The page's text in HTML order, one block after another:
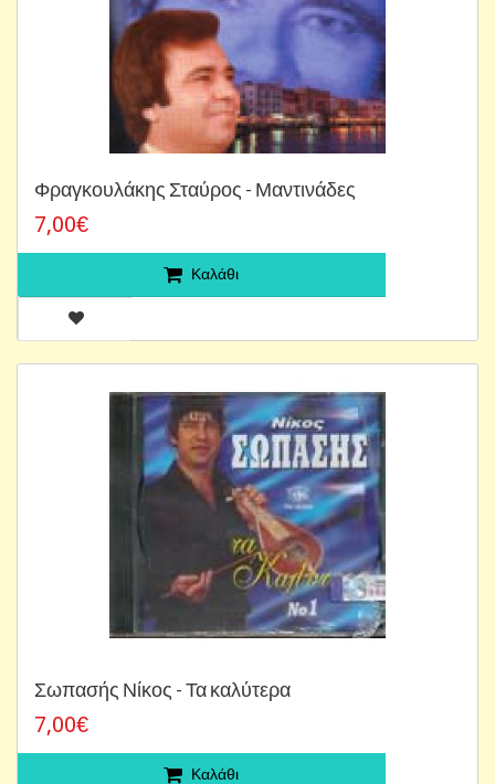
Φραγκουλάκης Σταύρος - Μαντινάδες
7,00€
Καλάθι
Σωπασής Νίκος - Τα καλύτερα
7,00€
Καλάθι